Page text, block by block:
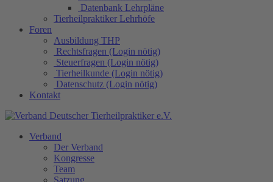
Datenbank Lehrpläne
Tierheilpraktiker Lehrhöfe
Foren
Ausbildung THP
Rechtsfragen (Login nötig)
Steuerfragen (Login nötig)
Tierheilkunde (Login nötig)
Datenschutz (Login nötig)
Kontakt
Verband
Der Verband
Kongresse
Team
Satzung